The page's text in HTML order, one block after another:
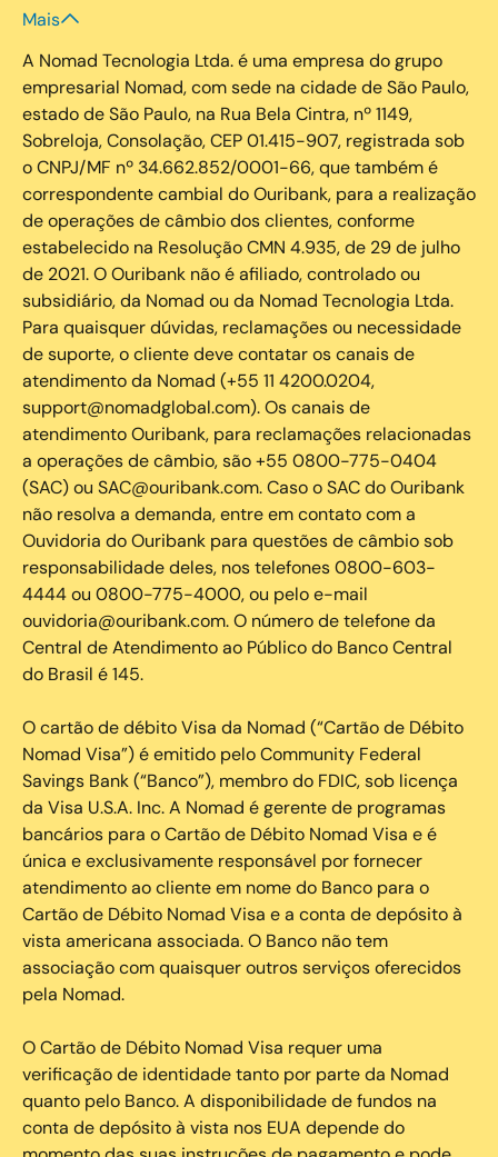
Mais
A Nomad Tecnologia Ltda. é uma empresa do grupo
empresarial Nomad, com sede na cidade de São Paulo,
estado de São Paulo, na Rua Bela Cintra, nº 1149,
Sobreloja, Consolação, CEP 01.415-907, registrada sob
o CNPJ/MF nº 34.662.852/0001-66, que também é
correspondente cambial do Ouribank, para a realização
de operações de câmbio dos clientes, conforme
estabelecido na Resolução CMN 4.935, de 29 de julho
de 2021. O Ouribank não é afiliado, controlado ou
subsidiário, da Nomad ou da Nomad Tecnologia Ltda.
Para quaisquer dúvidas, reclamações ou necessidade
de suporte, o cliente deve contatar os canais de
atendimento da Nomad (+55 11 4200.0204,
support@nomadglobal.com). Os canais de
atendimento Ouribank, para reclamações relacionadas
a operações de câmbio, são +55 0800-775-0404
(SAC) ou SAC@ouribank.com. Caso o SAC do Ouribank
não resolva a demanda, entre em contato com a
Ouvidoria do Ouribank para questões de câmbio sob
responsabilidade deles, nos telefones 0800-603-
4444 ou 0800-775-4000, ou pelo e-mail
ouvidoria@ouribank.com. O número de telefone da
Central de Atendimento ao Público do Banco Central
do Brasil é 145.
O cartão de débito Visa da Nomad (“Cartão de Débito
Nomad Visa”) é emitido pelo Community Federal
Savings Bank (“Banco”), membro do FDIC, sob licença
da Visa U.S.A. Inc. A Nomad é gerente de programas
bancários para o Cartão de Débito Nomad Visa e é
única e exclusivamente responsável por fornecer
atendimento ao cliente em nome do Banco para o
Cartão de Débito Nomad Visa e a conta de depósito à
vista americana associada. O Banco não tem
associação com quaisquer outros serviços oferecidos
pela Nomad.
O Cartão de Débito Nomad Visa requer uma
verificação de identidade tanto por parte da Nomad
quanto pelo Banco. A disponibilidade de fundos na
conta de depósito à vista nos EUA depende do